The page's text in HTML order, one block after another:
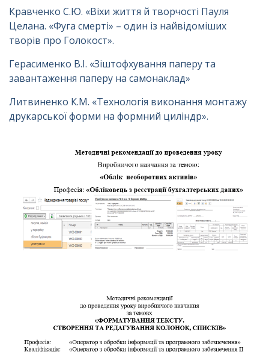
Кравченко С.Ю. «Віхи життя й творчості Пауля
Целана. «Фуга смерті» – один із найвідоміших
творів про Голокост».
Герасименко В.І. «Зіштофхування паперу та
завантаження паперу на самонаклад»
Литвиненко К.М. «Технологія виконання монтажу
друкарської форми на формний циліндр».